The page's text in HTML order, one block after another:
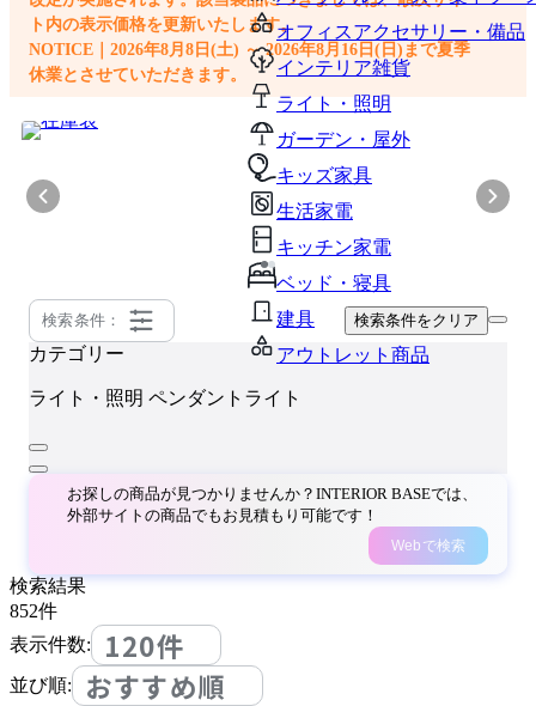
オフィスアクセサリー・備品
インテリア雑貨
ライト・照明
ガーデン・屋外
キッズ家具
生活家電
キッチン家電
ベッド・寝具
建具
アウトレット商品
ト内の表示価格を更新いたします。
NOTICE｜2026年8月8日(土) ～ 2026年8月16日(日)まで夏季
休業とさせていただきます。
検索条件： 検索条件をクリア
カテゴリー
ライト・照明 ペンダントライト
お探しの商品が見つかりませんか？INTERIOR BASEでは、
外部サイトの商品でもお見積もり可能です！
Webで検索
検索結果
852件
表示件数:
120件
並び順: おすすめ順